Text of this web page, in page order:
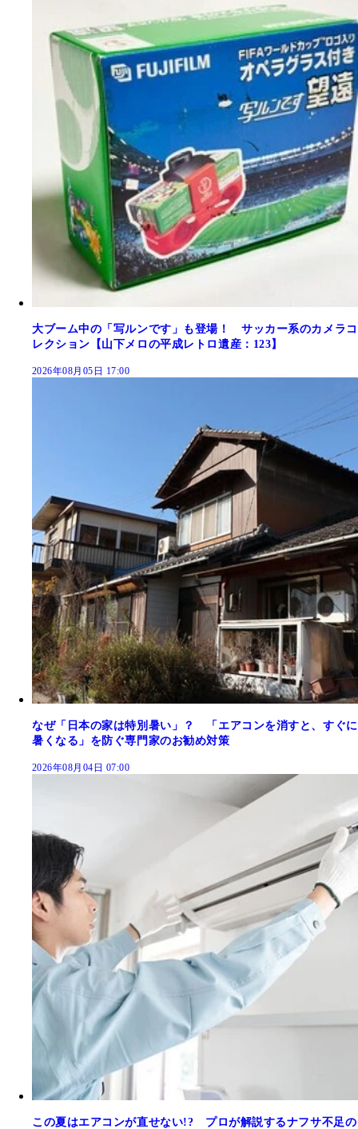
大ブーム中の「写ルンです」も登場！ サッカー系のカメラコ
レクション【山下メロの平成レトロ遺産：123】
2026年08月05日 17:00
なぜ「日本の家は特別暑い」？ 「エアコンを消すと、すぐに
暑くなる」を防ぐ専門家のお勧め対策
2026年08月04日 07:00
この夏はエアコンが直せない!? プロが解説するナフサ不足の